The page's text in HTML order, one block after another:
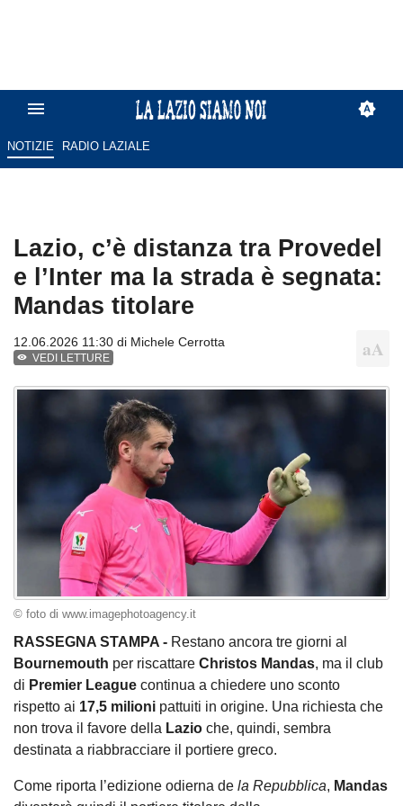
NOTIZIE RADIO LAZIALE
Lazio, c’è distanza tra Provedel
e l’Inter ma la strada è segnata:
Mandas titolare
12.06.2026 11:30 di Michele Cerrotta
VEDI LETTURE
© foto di www.imagephotoagency.it
RASSEGNA STAMPA - Restano ancora tre giorni al
Bournemouth per riscattare Christos Mandas, ma il club
di Premier League continua a chiedere uno sconto
rispetto ai 17,5 milioni pattuiti in origine. Una richiesta che
non trova il favore della Lazio che, quindi, sembra
destinata a riabbracciare il portiere greco.
Come riporta l’edizione odierna de la Repubblica, Mandas